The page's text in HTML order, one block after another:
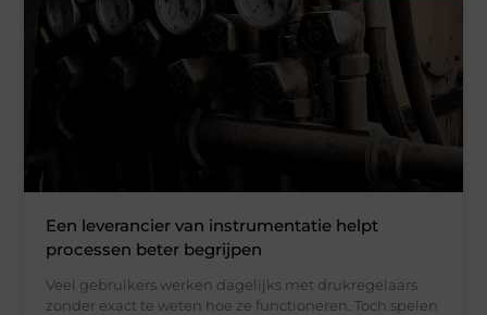
Een leverancier van instrumentatie helpt
processen beter begrijpen
Veel gebruikers werken dagelijks met drukregelaars
zonder exact te weten hoe ze functioneren. Toch spelen